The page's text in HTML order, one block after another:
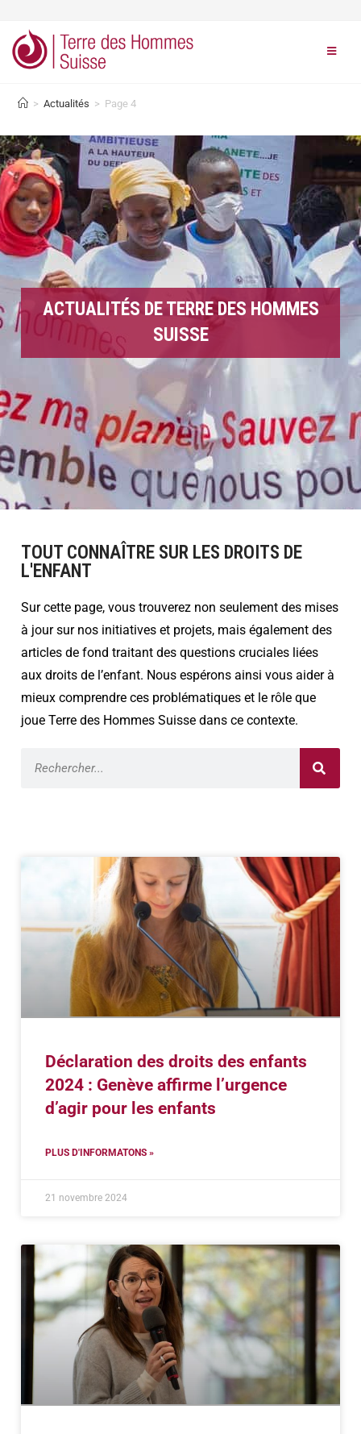
> Actualités > Page 4
ACTUALITÉS DE TERRE DES HOMMES
SUISSE
TOUT CONNAÎTRE SUR LES DROITS DE
L'ENFANT
Sur cette page, vous trouverez non seulement des mises
à jour sur nos initiatives et projets, mais également des
articles de fond traitant des questions cruciales liées
aux droits de l’enfant. Nous espérons ainsi vous aider à
mieux comprendre ces problématiques et le rôle que
joue Terre des Hommes Suisse dans ce contexte.
Déclaration des droits des enfants
2024 : Genève affirme l’urgence
d’agir pour les enfants
PLUS D'INFORMATONS »
21 novembre 2024